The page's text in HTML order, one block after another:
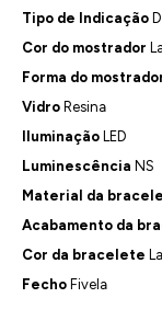
Tipo de Indicação
Cor do mostrador
Forma do
Vidro Resina
Iluminação LED
Luminescência NS
Material da
Acabamento da
Cor da bracelete
Fecho Fivela